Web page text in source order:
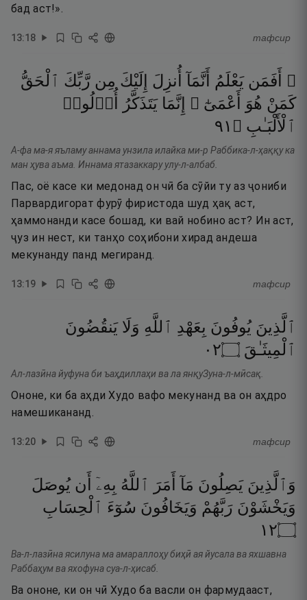
бад аст!».
13:18 тафсир
۞ أَفَمَن يَعْلَمُ أَنَّمَآ أُنزِلَ إِلَيْكَ مِن رَّبِّكَ ٱلْحَقُّ
كَمَنْ هُوَ أَعْمَىٰٓ ۚ إِنَّمَا يَتَذَكَّرُ
أُو۟لُوا۟
ٱلْأَلْبَـٰبِ ۝ ١٩
А-фа ма-я яъламу аннама унзила илайка ми-р Раббика-л-ҳаққу ка
ман ҳува аъма. Иннама ятазаккару улу-л-албаб.
Пас, оё касе ки медонад он чӣ ба сӯйи ту аз ҷониби
Парвардигорат фурӯ фиристода шуд ҳақ аст,
ҳаммонанди касе бошад, ки вай нобино аст? Ин аст,
ҷуз ин нест, ки танҳо соҳибони хирад андеша
мекунанду панд мегиранд.
13:19 тафсир
ٱلَّذِينَ يُوفُونَ بِعَهْدِ ٱللَّهِ وَلَا يَنقُضُونَ
ٱلْمِيثَـٰقَ ۝٢٠
Ал-лазӣна йуфуна би ъаҳдиллаҳи ва ла янқуЗуна-л-мӣсақ.
Ононе, ки ба аҳди Худо вафо мекунанд ва он аҳдро
намешикананд.
13:20 тафсир
وَٱلَّذِينَ يَصِلُونَ مَآ أَمَرَ ٱللَّهُ بِهِۦٓ أَن يُوصَلَ
وَيَخْشَوْنَ رَبَّهُمْ وَيَخَافُونَ سُوٓءَ ٱلْحِسَابِ
۝٢١
Ва-л-лазӣна ясилуна ма амараллоҳу биҳӣ ая йусала ва яхшавна
Раббаҳум ва яхофуна суа-л-ҳисаб.
Ва ононе, ки он чӣ Худо ба васли он фармудааст,